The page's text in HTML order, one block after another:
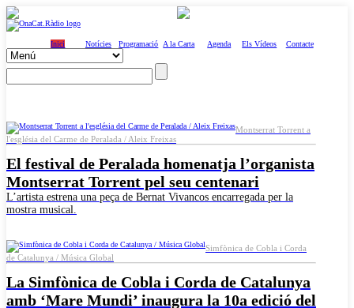
Inici Notícies Programació A la Carta Agenda Els Vídeos Contacte
Montserrat Torrent a
l'església del Carme de Peralada / Aleix Freixas
El festival de Peralada homenatja l’organista
Montserrat Torrent pel seu centenari
L’artista estrena una peça de Bernat Vivancos encarregada per la
mostra musical.
Simfònica de Cobla i Corda
de Catalunya / Música Global
La Simfònica de Cobla i Corda de Catalunya
amb ‘Mare Mundi’ inaugura la 10a edició del